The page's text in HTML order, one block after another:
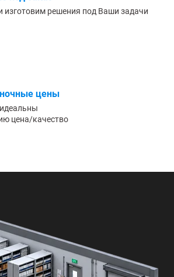
изготовим решения под Ваши задачи
цены
цена/качество